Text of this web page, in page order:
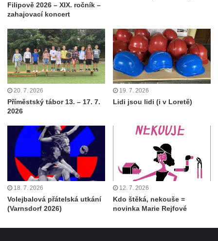
Filipově 2026 – XIX. ročník –
zahajovací koncert
20. 7. 2026
Příměstský tábor 13. – 17. 7.
2026
19. 7. 2026
Lidi jsou lidi (i v Loretě)
18. 7. 2026
Volejbalová přátelská utkání
(Varnsdorf 2026)
12. 7. 2026
Kdo štěká, nekouše =
novinka Marie Rejfové